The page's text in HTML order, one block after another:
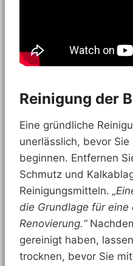
Reinigung der
Eine gründliche
unerlässlich, bevor
beginnen. Entfernen
Schmutz und
Reinigungsmitteln.
die Grundlage für eine
Renovierung.“
gereinigt haben,
trocknen, bevor Sie